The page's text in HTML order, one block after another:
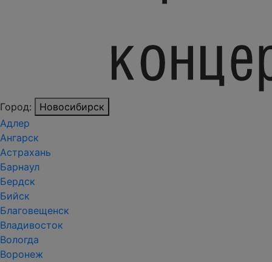
Город:
Новосибирск
Адлер
Ангарск
Астрахань
Барнаул
Бердск
Бийск
Благовещенск
Владивосток
Вологда
Воронеж